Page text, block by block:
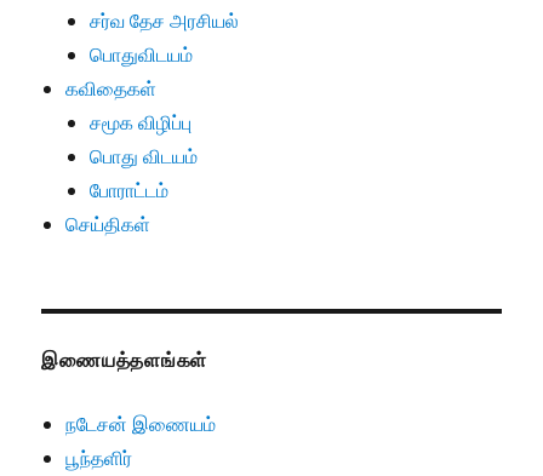
சர்வ தேச அரசியல்
பொதுவிடயம்
கவிதைகள்
சமூக விழிப்பு
பொது விடயம்
போராட்டம்
செய்திகள்
இணையத்தளங்கள்
நடேசன் இணையம்
பூந்தளிர்